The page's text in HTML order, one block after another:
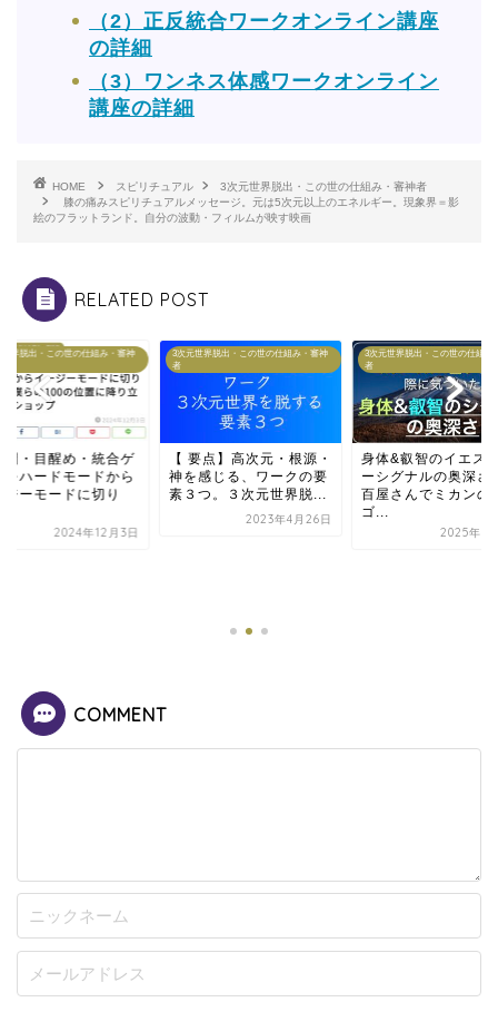
（2）正反統合ワークオンライン講座
の詳細
（3）ワンネス体感ワークオンライン
講座の詳細
HOME スピリチュアル
3次元世界脱出・この世の仕組み・審神者
膝の痛みスピリチュアルメッセージ。元は5次元以上のエネルギー。現象界＝影
絵のフラットランド。自分の波動・フィルムが映す映画
RELATED POST
世界脱出・この世の仕組み・審神
点】高次元・根源・
感じる、ワークの要
つ。３次元世界脱...
3次元世界脱出・この世の仕組み・審神
者
身体&叡智のイエス・ノ
ーシグナルの奥深さ＠八
百屋さんでミカンのカ
3次元世界脱出・この世の仕組み
者
💫人間・目醒め・統
COMMENT